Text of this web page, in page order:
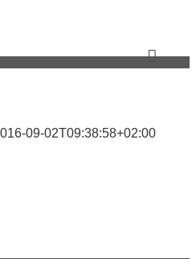
09-02T09:38:58+02:00